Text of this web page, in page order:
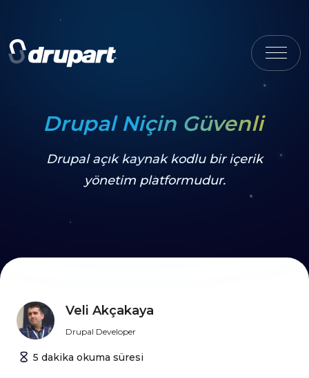
Drupal Niçin Güvenli
Drupal açık kaynak kodlu bir içerik
yönetim platformudur.
Veli Akçakaya
Drupal Developer
5 dakika okuma süresi